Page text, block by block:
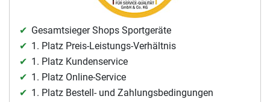
Gesamtsieger Shops Sportgeräte
1. Platz Preis-Leistungs-Verhältnis
1. Platz Kundenservice
1. Platz Online-Service
1. Platz Bestell- und Zahlungsbedingungen